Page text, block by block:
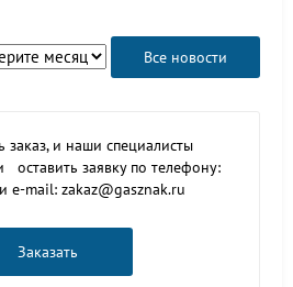
Все новости
и наши специалисты
оставить заявку по телефону:
e-mail: zakaz@gasznak.ru
Заказать